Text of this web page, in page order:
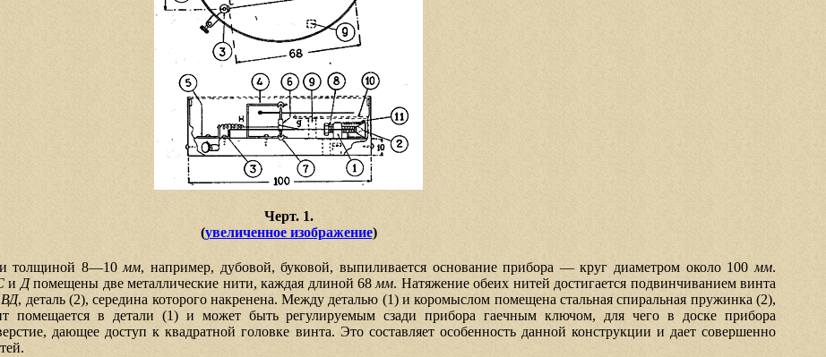
Черт. 1.
(увеличенное изображение)
толщиной 8—10 мм, например, дубовой, буковой, выпиливается основание прибора — круг диаметром около 100 мм.
и Дпомещены две металлические нити, каждая длиной 68 мм. Натяжение обеих нитей достигается подвинчиванием винта
ВД, деталь (2), середина которого накренена. Между деталью (1) и коромыслом помещена стальная спиральная пружинка (2),
помещается в детали (1) и может быть регулируемым сзади прибора гаечным ключом, для чего в доске прибора
дающее доступ к квадратной головке винта. Это составляет особенность данной конструкции и дает совершенно